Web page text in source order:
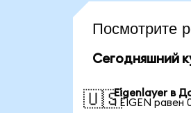
Посмотрите
Сегодняшний
🇺🇸Eigenlayer в
1 EIGEN равен